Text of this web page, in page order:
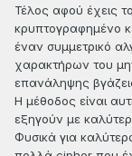
Τέλος αφού έχεις
κρυπτογραφημένο
έναν συμμετρικό
χαρακτήρων του
επανάληψης
Η μέθοδος είναι
εξηγούν με
Φυσικά για